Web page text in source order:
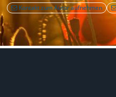
Kontakt zum Autor aufnehmen